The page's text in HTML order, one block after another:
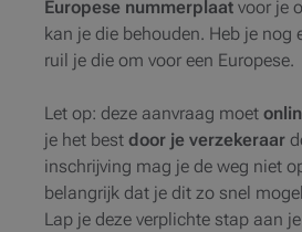
Europese nummerplaat voor je
kan je die behouden. Heb je nog
ruil je die om voor een Europese.
Let op: deze aanvraag moet
je het best door je verzekeraar
inschrijving mag je de weg niet
belangrijk dat je dit zo snel
Lap je deze verplichte stap aan